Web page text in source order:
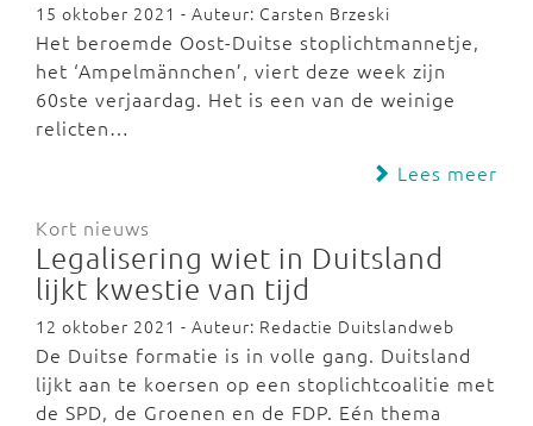
15 oktober 2021 - Auteur: Carsten Brzeski
Het beroemde Oost-Duitse stoplichtmannetje,
het ‘Ampelmännchen’, viert deze week zijn
60ste verjaardag. Het is een van de weinige
relicten…
Lees meer
Kort nieuws
Legalisering wiet in Duitsland
lijkt kwestie van tijd
12 oktober 2021 - Auteur: Redactie Duitslandweb
De Duitse formatie is in volle gang. Duitsland
lijkt aan te koersen op een stoplichtcoalitie met
de SPD, de Groenen en de FDP. Eén thema